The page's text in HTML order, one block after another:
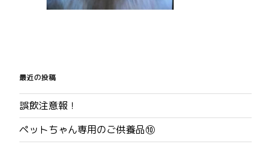
稿
ナ
ビ
最近の投稿
誤飲注意報！
ペットちゃん専用のご供養品⑩